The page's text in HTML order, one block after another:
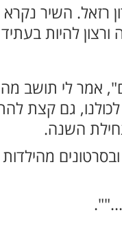
רזאל. השיר
להיות
אמר לי תושב
לכולנו, גם קצת
השנה.